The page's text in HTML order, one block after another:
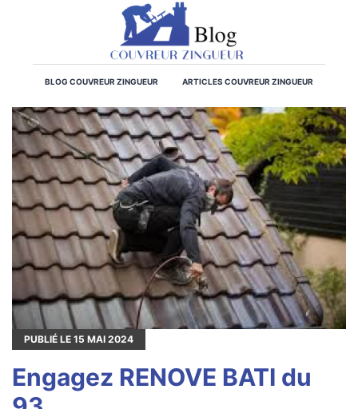
BLOG COUVREUR ZINGUEUR ARTICLES COUVREUR ZINGUEUR
PUBLIÉ LE 15 MAI 2024
Engagez RENOVE BATI du